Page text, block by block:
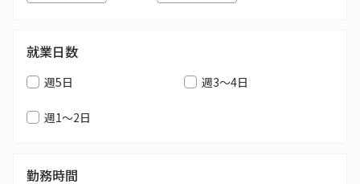
就業日数
週5日 週3～4日
週1～2日
勤務時間